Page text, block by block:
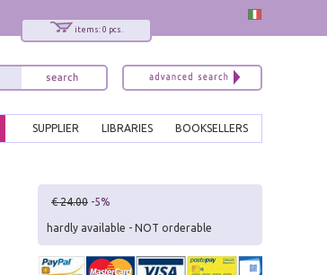
items: 0 pcs.
BOOKSELLERS
LIBRARIES
SUPPLIER
€ 24.00 -5%
hardly available - NOT orderable
x
alla nostra newsletter!
delle nostre novità, potrai
cancellarti quando desideri.